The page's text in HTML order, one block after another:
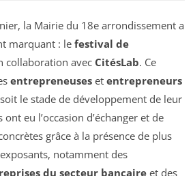
la Mairie du 18e arrondissement a
marquant : le festival de
collaboration avec CitésLab. Ce
entrepreneuses et entrepreneurs
le stade de développement de leur
eu l’occasion d’échanger et de
grâce à la présence de plus
notamment des
du secteur bancaire et des